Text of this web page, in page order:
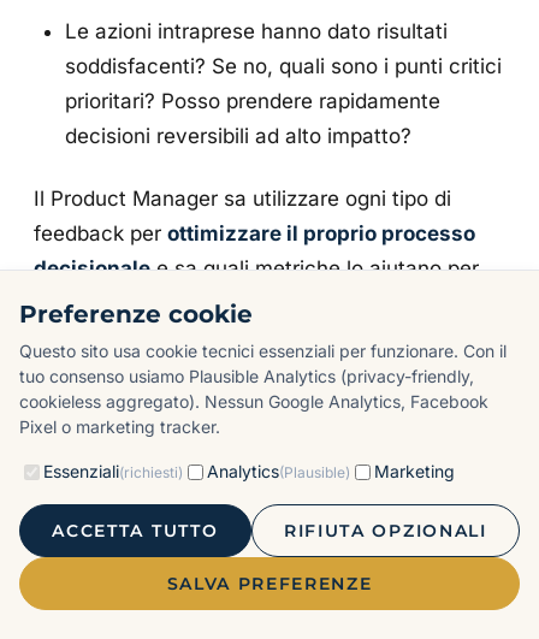
Le azioni intraprese hanno dato risultati
soddisfacenti? Se no, quali sono i punti critici
prioritari? Posso prendere rapidamente
decisioni reversibili ad alto impatto?
Il Product Manager sa utilizzare ogni tipo di
feedback per ottimizzare il proprio processo
decisionalee sa quali metriche lo aiutano per
superare eventuali ostacoli lungo tale processo.
Immaginiamo di volere sapere i clienti sono
soddisfatti della nuova release del prodotto.
Quale metrica ci aiuta a capire se ci sono
decisioni strategiche da prendere nel piano di
azione? Lametrica CSATmisura la
soddisfazione del cliente sulla base di un
sondaggio/questionario, su scala da 1 a 5. I
risultati che otterrai ti aiuteranno a capire quali
Preferenze cookie
Questo sito usa cookie tecnici essenziali per funzionare. Con il
tuo consenso usiamo Plausible Analytics (privacy-friendly,
cookieless aggregato). Nessun Google Analytics, Facebook
Pixel o marketing tracker.
Essenziali(richiesti) Analytics(Plausible) Marketing
ACCETTA TUTTO RIFIUTA OPZIONALI
SALVA PREFERENZE